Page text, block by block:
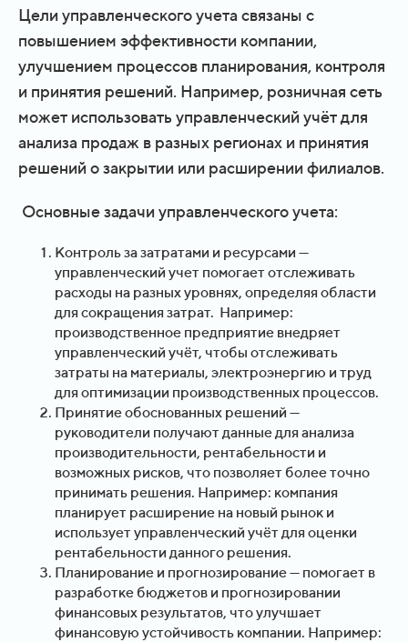
Цели управленческого учета связаны с
повышением эффективности компании,
улучшением процессов планирования, контроля
и принятия решений. Например, розничная сеть
может использовать управленческий учёт для
анализа продаж в разных регионах и принятия
решений о закрытии или расширении филиалов.
Основные задачи управленческого учета:
Контроль за затратами и ресурсами —
управленческий учет помогает отслеживать
расходы на разных уровнях, определяя области
для сокращения затрат. Например:
производственное предприятие внедряет
управленческий учёт, чтобы отслеживать
затраты на материалы, электроэнергию и труд
для оптимизации производственных процессов.
Принятие обоснованных решений —
руководители получают данные для анализа
производительности, рентабельности и
возможных рисков, что позволяет более точно
принимать решения. Например: компания
планирует расширение на новый рынок и
использует управленческий учёт для оценки
рентабельности данного решения.
Планирование и прогнозирование — помогает в
разработке бюджетов и прогнозировании
финансовых результатов, что улучшает
финансовую устойчивость компании. Например: